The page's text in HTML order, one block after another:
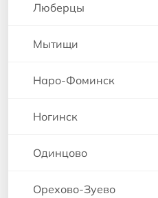
Люберцы
Мытищи
Наро-Фоминск
Ногинск
Одинцово
Орехово-Зуево